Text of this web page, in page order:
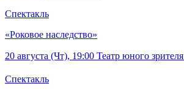
Спектакль
«Роковое наследство»
20 августа (Чт), 19:00 Театр юного зрителя
Спектакль